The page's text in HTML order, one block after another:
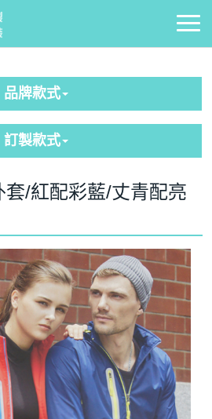
品牌款式
訂製款式
/紅配彩藍/丈青配亮